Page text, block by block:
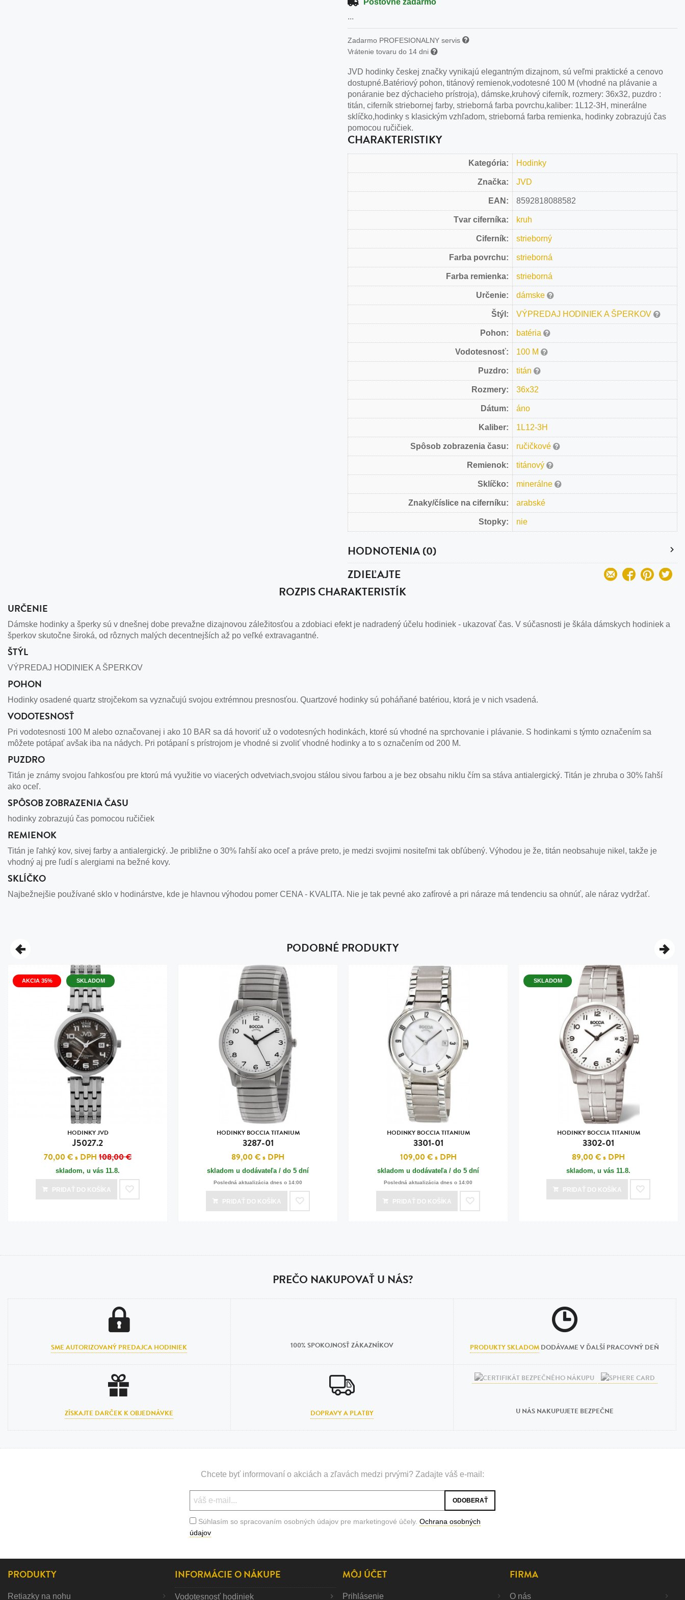
Poštovné zadarmo
...
Zadarmo PROFESIONALNY servis
Vrátenie tovaru do 14 dni
JVD hodinky českej značky vynikajú elegantným dizajnom, sú veľmi praktické a cenovo
dostupné.Batériový pohon, titánový remienok,vodotesné 100 M (vhodné na plávanie a
ponáranie bez dýchacieho prístroja), dámske,kruhový ciferník, rozmery: 36x32, puzdro :
titán, ciferník striebornej farby, strieborná farba povrchu,kaliber: 1L12-3H, minerálne
sklíčko,hodinky s klasickým vzhľadom, strieborná farba remienka, hodinky zobrazujú čas
pomocou ručičiek.
CHARAKTERISTIKY
Kategória: Hodinky
Značka: JVD
EAN: 8592818088582
Tvar ciferníka: kruh
Ciferník: strieborný
Farba povrchu: strieborná
Farba remienka: strieborná
Určenie: dámske
Štýl: VÝPREDAJ HODINIEK A ŠPERKOV
Pohon: batéria
Vodotesnosť: 100 M
Puzdro: titán
Rozmery: 36x32
Dátum: áno
Kaliber: 1L12-3H
Spôsob zobrazenia času: ručičkové
Remienok: titánový
Sklíčko: minerálne
Znaky/číslice na ciferníku: arabské
Stopky: nie
HODNOTENIA (0)
ZDIEĽAJTE
ROZPIS CHARAKTERISTÍK
URČENIE
Dámske hodinky a šperky sú v dnešnej dobe prevažne dizajnovou záležitosťou a zdobiaci efekt je nadradený účelu hodiniek - ukazovať čas. V súčasnosti je škála dámskych hodiniek a
šperkov skutočne široká, od rôznych malých decentnejších až po veľké extravagantné.
ŠTÝL
VÝPREDAJ HODINIEK A ŠPERKOV
POHON
Hodinky osadené quartz strojčekom sa vyznačujú svojou extrémnou presnosťou. Quartzové hodinky sú poháňané batériou, ktorá je v nich vsadená.
VODOTESNOSŤ
Pri vodotesnosti 100 M alebo označovanej i ako 10 BAR sa dá hovoriť už o vodotesných hodinkách, ktoré sú vhodné na sprchovanie i plávanie. S hodinkami s týmto označením sa
môžete potápať avšak iba na nádych. Pri potápaní s prístrojom je vhodné si zvoliť vhodné hodinky a to s označením od 200 M.
PUZDRO
Titán je známy svojou ľahkosťou pre ktorú má využitie vo viacerých odvetviach,svojou stálou sivou farbou a je bez obsahu niklu čím sa stáva antialergický. Titán je zhruba o 30% ľahší
ako oceľ.
SPÔSOB ZOBRAZENIA ČASU
hodinky zobrazujú čas pomocou ručičiek
REMIENOK
Titán je ľahký kov, sivej farby a antialergický. Je približne o 30% ľahší ako oceľ a práve preto, je medzi svojimi nositeľmi tak obľúbený. Výhodou je že, titán neobsahuje nikel, takže je
vhodný aj pre ľudí s alergiami na bežné kovy.
SKLÍČKO
Najbežnejšie používané sklo v hodinárstve, kde je hlavnou výhodou pomer CENA - KVALITA. Nie je tak pevné ako zafírové a pri náraze má tendenciu sa ohnúť, ale náraz vydržať.
PODOBNÉ PRODUKTY
AKCIA 35% SKLADOM
HODINKY JVD
J5027.2
70,00 €s DPH 108,00 €
skladom, u vás 11.8.
PRIDAŤ DO KOŠÍKA
HODINKY BOCCIA TITANIUM
3287-01
89,00 €s DPH
skladom u dodávateľa / do 5 dní
Posledná aktualizácia dnes o 14:00
PRIDAŤ DO KOŠÍKA
HODINKY BOCCIA TITANIUM
3301-01
109,00 €s DPH
skladom u dodávateľa / do 5 dní
Posledná aktualizácia dnes o 14:00
PRIDAŤ DO KOŠÍKA
SKLADOM
HODINKY BOCCIA TITANIUM
3302-01
89,00 €s DPH
skladom, u vás 11.8.
PRIDAŤ DO KOŠÍKA
PREČO NAKUPOVAŤ U NÁS?
SME AUTORIZOVANÝ PREDAJCA HODINIEK 100% SPOKOJNOSŤ ZÁKAZNÍKOV PRODUKTY SKLADOM DODÁVAME V ĎALŠÍ PRACOVNÝ DEŇ
ZÍSKAJTE DARČEK K OBJEDNÁVKE DOPRAVY A PLATBY U NÁS NAKUPUJETE BEZPEČNE
Chcete byť informovaní o akciách a zľavách medzi prvými? Zadajte váš e-mail:
Súhlasím so spracovaním osobných údajov pre marketingové účely. Ochrana osobných
údajov
PRODUKTY
Retiazky na nohu
INFORMÁCIE O NÁKUPE
Vodotesnosť hodiniek
MÔJ ÚČET
Prihlásenie
FIRMA
O nás